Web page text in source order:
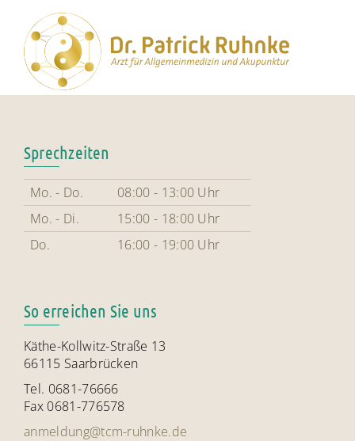
Sprechzeiten
Mo. - Do.
08:00 - 13:00 Uhr
Mo. - Di.
15:00 - 18:00 Uhr
Do.
16:00 - 19:00 Uhr
So erreichen Sie uns
Käthe-Kollwitz-Straße 13
66115 Saarbrücken
Tel. 0681-76666
Fax 0681-776578
anmeldung@tcm-ruhnke.de